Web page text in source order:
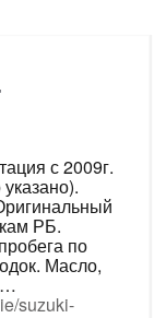
с 2009г.
РБ.
по
Масло,
suzuki-